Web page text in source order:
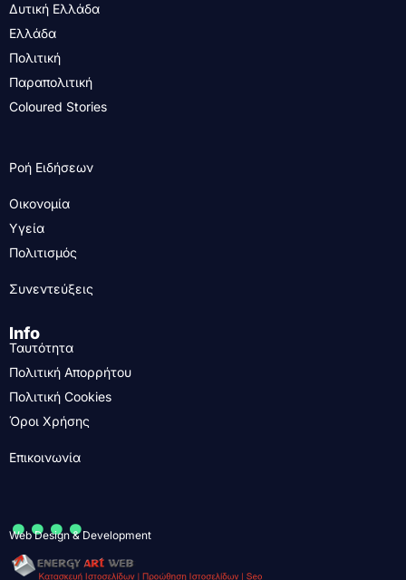
Δυτική Ελλάδα
Ελλάδα
Πολιτική
Παραπολιτική
Coloured Stories
Ροή Ειδήσεων
Οικονομία
Υγεία
Πολιτισμός
Συνεντεύξεις
Info
Ταυτότητα
Πολιτική Απορρήτου
Πολιτική Cookies
Όροι Χρήσης
Επικοινωνία
....
Web Design & Development